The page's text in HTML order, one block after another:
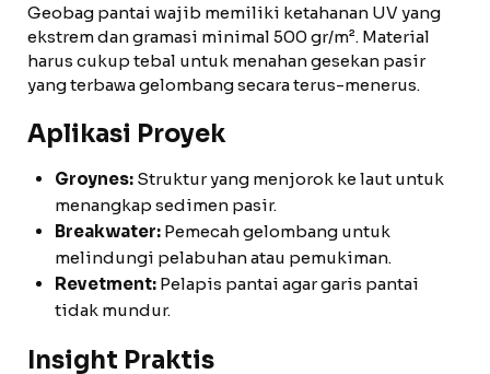
Geobag pantai wajib memiliki ketahanan UV yang
ekstrem dan gramasi minimal 500 gr/m². Material
harus cukup tebal untuk menahan gesekan pasir
yang terbawa gelombang secara terus-menerus.
Aplikasi Proyek
Groynes: Struktur yang menjorok ke laut untuk
menangkap sedimen pasir.
Breakwater: Pemecah gelombang untuk
melindungi pelabuhan atau pemukiman.
Revetment: Pelapis pantai agar garis pantai
tidak mundur.
Insight Praktis